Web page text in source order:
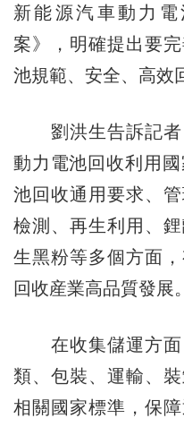
新能源汽車動力
案》，明確提出要
池規範、安全、高效
劉洪生告訴記者
動力電池回收利用
池回收通用要求、
檢測、再生利用、
生黑粉等多個方面
回收産業高品質發展。
在收集儲運方面
類、包裝、運輸、
相關國家標準，保